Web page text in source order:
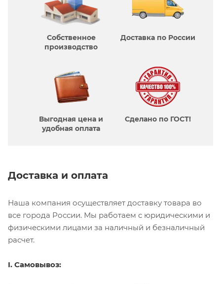
Собственное
производcтво
Доставка по России
Выгодная цена и
удобная оплата
Сделано по ГОСТ!
Доставка и оплата
Наша компания осуществляет доставку товара во
все города России. Мы работаем с юридическими и
физическими лицами за наличный и безналичный
расчет.
I. Самовывоз: